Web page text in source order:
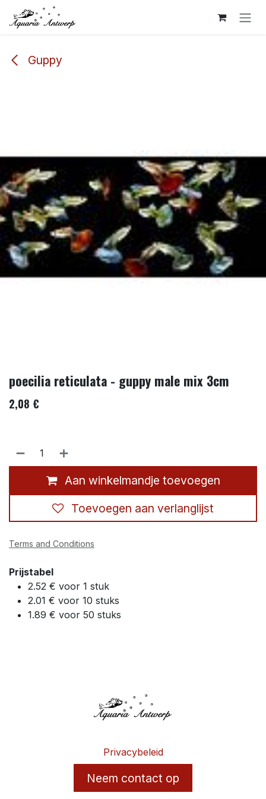
Overslaan naar inhoud
Guppy
poecilia reticulata - guppy male mix 3cm
2,08 €
Aan winkelmandje toevoegen
Toevoegen aan verlanglijst
Terms and Conditions
Prijstabel
2.52 € voor 1 stuk
2.01 € voor 10 stuks
1.89 € voor 50 stuks
Privacybeleid
Neem contact op